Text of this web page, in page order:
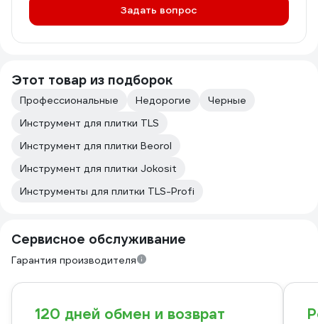
Задать вопрос
Этот товар из подборок
Профессиональные Недорогие
Черные
Инструмент для плитки TLS
Инструмент для плитки Beorol
Инструмент для плитки Jokosit
Инструменты для плитки TLS-Profi
Сервисное обслуживание
Гарантия производителя
120 дней обмен и возврат